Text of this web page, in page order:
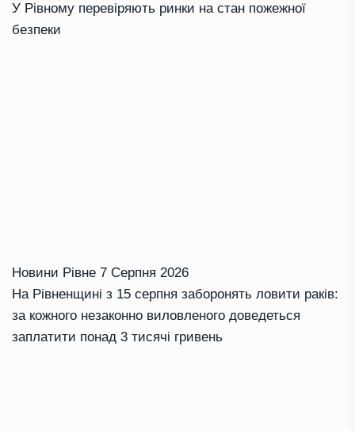
У Рівному перевіряють ринки на стан пожежної
безпеки
Новини Рівне 7 Серпня 2026
На Рівненщині з 15 серпня заборонять ловити раків:
за кожного незаконно виловленого доведеться
заплатити понад 3 тисячі гривень